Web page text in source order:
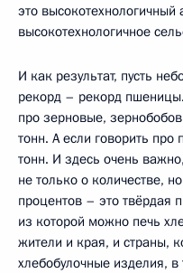
это
высокотехнологичное
И как результат, пусть
рекорд – рекорд
про зерновые,
тонн. А если говорить
тонн. И здесь очень
не только о количестве,
процентов – это твёрдая
из которой можно печь
жители и края, и страны,
хлебобулочные изделия,